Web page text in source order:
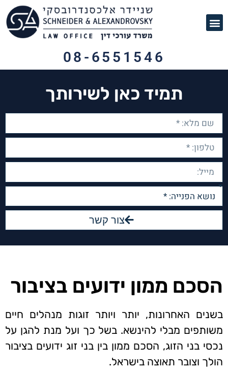
08-6551546
תמיד כאן לשירותך
צור קשר
הסכם ממון ידועים בציבור
בשנים האחרונות, יותר ויותר זוגות מנהלים חיים
משותפים מבלי להינשא. בשל כך ועל מנת להגן על
נכסי בני הזוג, הסכם ממון בין בני זוג ידועים בציבור
הולך וצובר תאוצה בישראל.